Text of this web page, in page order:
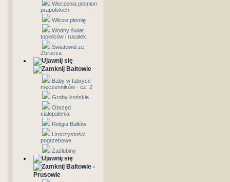
Wierzenia plemion
prapolskich
Wilcze plemię
Wodny świat
topielców i rusałek
Światowid ze
Zbrucza
Bałtowie
Baby w fabryce
męczenników - cz. 2
Groby końskie
Obrzęd
ciałopalenia
Religia Bałtów
Uroczystości
pogrzebowe
Zaślubiny
Bałtowie -
Prusowie